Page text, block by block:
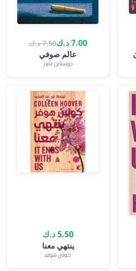
7.00 د.ك 7.50 د.ك
عالم صوفي
جوستاين غاردر‎
5.50 د.ك
ينتهي معنا
كولين هوفر